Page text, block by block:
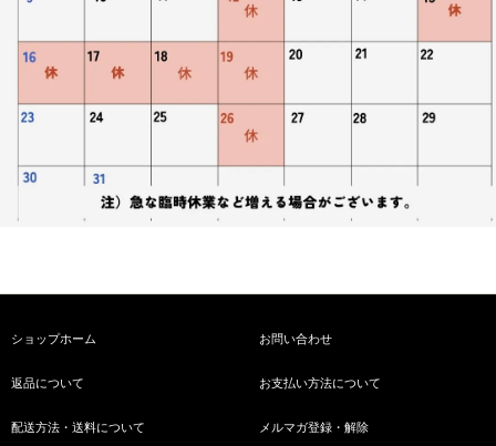
ショップホーム お問い合わせ
返品について お支払い方法について
配送方法・送料について メルマガ登録・解除